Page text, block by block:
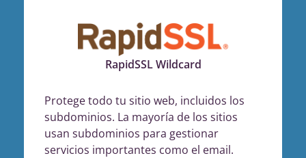
RapidSSL Wildcard
Protege todo tu sitio web, incluidos los
subdominios. La mayoría de los sitios
usan subdominios para gestionar
servicios importantes como el email.